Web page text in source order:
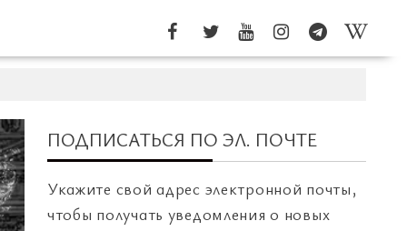
ПОДПИСАТЬСЯ ПО ЭЛ. ПОЧТЕ
Укажите свой адрес электронной почты,
чтобы получать уведомления о новых